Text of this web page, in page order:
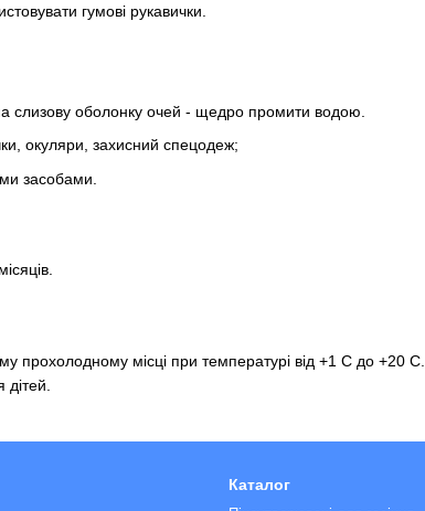
гумові рукавички.
слизову оболонку очей - щедро промити водою.
окуляри, захисний спецодеж;
засобами.
прохолодному місці при температурі від +1 С до +20 С.
дітей.
Каталог